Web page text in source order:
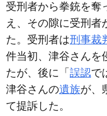
受刑者から拳銃を奪
え、その隙に受刑者
た。受刑者は刑事裁
件当初、津谷さんを
たが、後に「 誤認で
津谷さんの遺族が、
て提訴した。